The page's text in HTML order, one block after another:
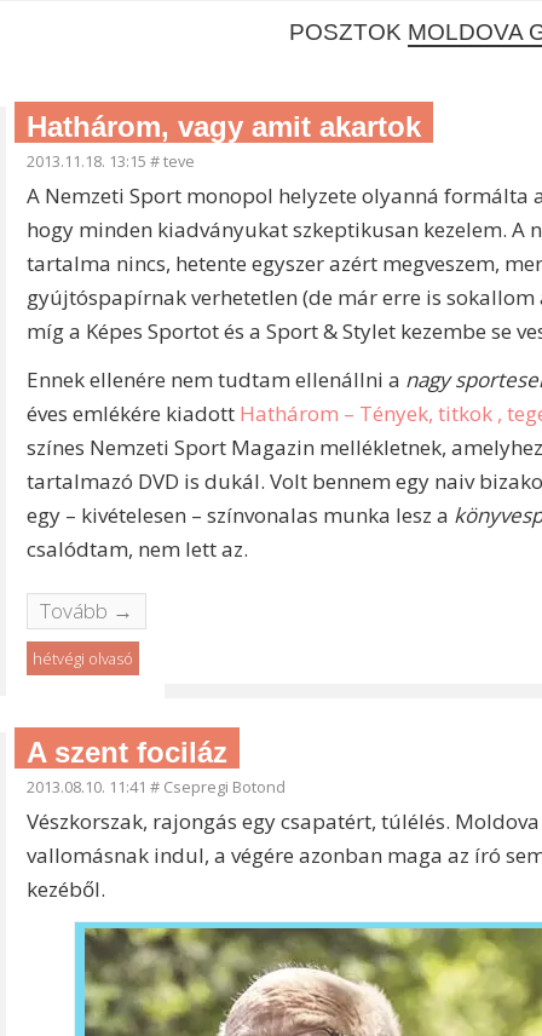
POSZTOK MOLDOVA
Hathárom, vagy amit akartok
2013.11.18. 13:15 #teve
A Nemzeti Sport monopol helyzete olyanná formálta
hogy minden kiadványukat szkeptikusan kezelem. A
tartalma nincs, hetente egyszer azért megveszem,
gyújtóspapírnak verhetetlen (de már erre is
míg a Képes Sportot és a Sport & Stylet kezembe se
Ennek ellenére nem tudtam ellenállni a nagy
éves emlékére kiadott Hathárom – Tények, titkok ,
színes Nemzeti Sport Magazin mellékletnek,
tartalmazó DVD is dukál. Volt bennem egy naiv
egy – kivételesen – színvonalas munka lesz a
csalódtam, nem lett az.
Tovább →
hétvégi olvasó
A szent fociláz
2013.08.10. 11:41 # Csepregi Botond
Vészkorszak, rajongás egy csapatért, túlélés.
vallomásnak indul, a végére azonban maga az író
kezéből.